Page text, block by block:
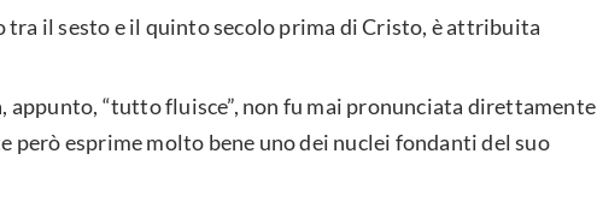
tra il sesto e il quinto secolo prima di Cristo, è attribuita
appunto, “tutto fluisce”, non fu mai pronunciata direttamente
però esprime molto bene uno dei nuclei fondanti del suo